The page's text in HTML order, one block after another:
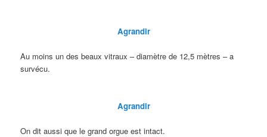
Agrandir
Au moins un des beaux vitraux – diamètre de 12,5 mètres – a
survécu.
Agrandir
On dit aussi que le grand orgue est intact.